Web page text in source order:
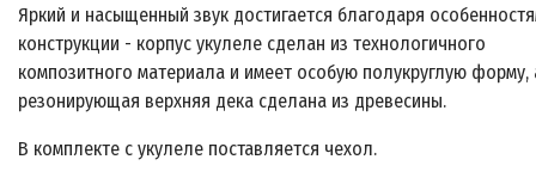
Яркий и насыщенный звук достигается благодаря
конструкции - корпус укулеле сделан из технологичного
композитного материала и имеет особую полукруглую форму,
резонирующая верхняя дека сделана из древесины.
В комплекте с укулеле поставляется чехол.